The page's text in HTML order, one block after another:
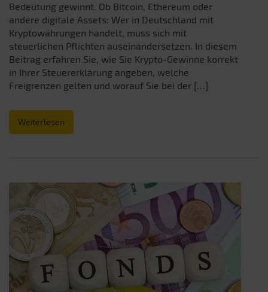
Bedeutung gewinnt. Ob Bitcoin, Ethereum oder
andere digitale Assets: Wer in Deutschland mit
Kryptowährungen handelt, muss sich mit
steuerlichen Pflichten auseinandersetzen. In diesem
Beitrag erfahren Sie, wie Sie Krypto-Gewinne korrekt
in Ihrer Steuererklärung angeben, welche
Freigrenzen gelten und worauf Sie bei der […]
Weiterlesen